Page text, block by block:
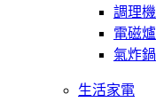
調理機
電磁爐
氣炸鍋
生活家電